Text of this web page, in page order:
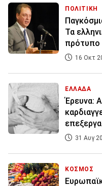
ΠΟΛΙΤΙΚΗ
Τα
πρότυπο
16 Οκτ
ΕΛΛΑΔΑ
Έρευνα:
31 Αυγ
ΚΟΣΜΟΣ